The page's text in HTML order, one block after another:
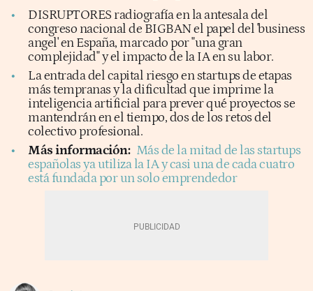
DISRUPTORES radiografía en la antesala del
congreso nacional de BIGBAN el papel del 'business
angel' en España, marcado por "una gran
complejidad" y el impacto de la IA en su labor.
La entrada del capital riesgo en startups de etapas
más tempranas y la dificultad que imprime la
inteligencia artificial para prever qué proyectos se
mantendrán en el tiempo, dos de los retos del
colectivo profesional.
Más información: Más de la mitad de las startups
españolas ya utiliza la IA y casi una de cada cuatro
está fundada por un solo emprendedor